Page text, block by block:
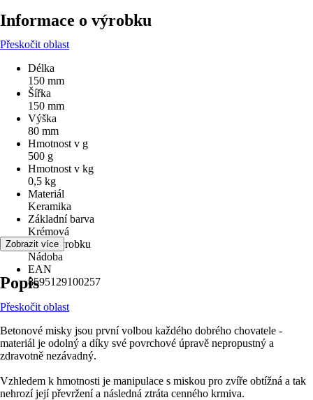
Informace o výrobku
Přeskočit oblast
Délka
150 mm
Šířka
150 mm
Výška
80 mm
Hmotnost v g
500 g
Hmotnost v kg
0,5 kg
Materiál
Keramika
Základní barva
Krémová
Druh výrobku
Nádoba
EAN
8595129100257
Zobrazit více
Popis
Přeskočit oblast
Betonové misky jsou první volbou každého dobrého chovatele -
materiál je odolný a díky své povrchové úpravě nepropustný a
zdravotně nezávadný.
Vzhledem k hmotnosti je manipulace s miskou pro zvíře obtížná a tak
nehrozí její převržení a následná ztráta cenného krmiva.